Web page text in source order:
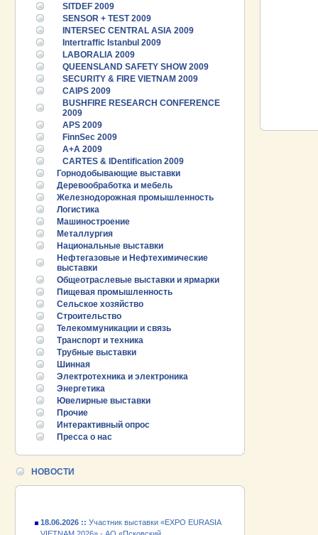
SITDEF 2009
SENSOR + TEST 2009
INTERSEC CENTRAL ASIA 2009
Intertraffic Istanbul 2009
LABORALIA 2009
QUEENSLAND SAFETY SHOW 2009
SECURITY & FIRE VIETNAM 2009
CAIPS 2009
BUSHFIRE RESEARCH CONFERENCE
2009
APS 2009
FinnSec 2009
A+A 2009
CARTES & IDentification 2009
Горнодобывающие выставки
Деревообработка и мебель
Железнодорожная промышленность
Логистика
Машиностроение
Металлургия
Национальные выставки
Нефтегазовые и Нефтехимические
выставки
Общеотраслевые выставки и ярмарки
Пищевая промышленность
Сельское хозяйство
Строительство
Телекоммуникации и связь
Транспорт и техника
Трубные выставки
Шинная
Электротехника и электроника
Энергетика
Ювелирные выставки
Прочие
Интерактивный опрос
Пресса о нас
НОВОСТИ
25.06.2026 :: Пост-релиз
25.06.2026 ::
Деловая программа EXPO EURASIA
VIETNAM 2026
24.06.2026 ::Открытие VII Международной
промышленной выставки «EXPO EURASIA
VIETNAM 2026» - АО «Псковский
электромашиностроительный завод»!